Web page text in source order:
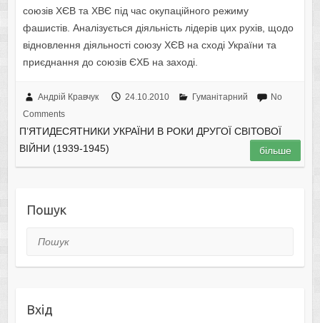
союзів ХЄВ та ХВЄ під час окупаційного режиму
фашистів. Аналізується діяльність лідерів цих рухів, щодо
відновлення діяльності союзу ХЄВ на сході України та
приєднання до союзів ЄХБ на заході.
Андрій Кравчук 24.10.2010 Гуманітарний
No
Comments
П’ЯТИДЕСЯТНИКИ УКРАЇНИ В РОКИ ДРУГОЇ СВІТОВОЇ
ВІЙНИ (1939-1945)
більше
Пошук
Пошук
Вхід